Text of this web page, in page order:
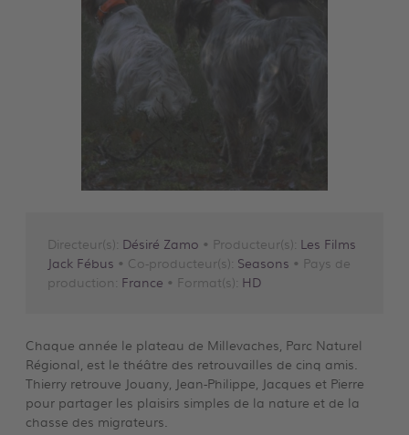
Directeur(s): Désiré Zamo • Producteur(s): Les Films
Jack Fébus • Co-producteur(s): Seasons • Pays de
production: France • Format(s): HD
Chaque année le plateau de Millevaches, Parc Naturel
Régional, est le théâtre des retrouvailles de cinq amis.
Thierry retrouve Jouany, Jean-Philippe, Jacques et Pierre
pour partager les plaisirs simples de la nature et de la
chasse des migrateurs.